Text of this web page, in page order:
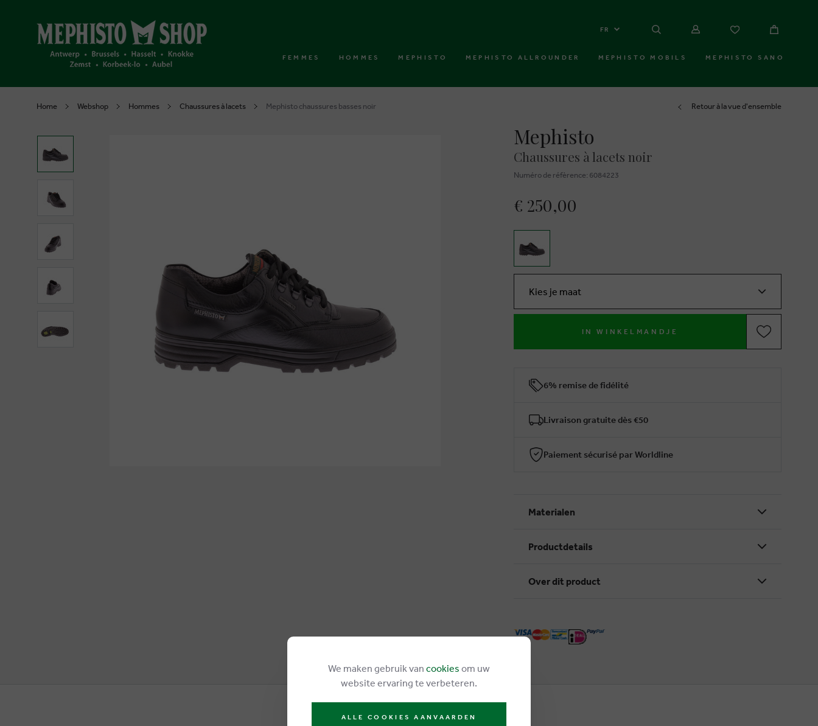
FR
FEMMES HOMMES MEPHISTO MEPHISTO ALLROUNDER MEPHISTO MOBILS MEPHISTO SANO
Home Webshop Hommes Chaussures à lacets Mephisto chaussures basses noir Retour à la vue d'ensemble
Mephisto
Chaussures à lacets noir
Numéro de réfèrence: 6084223
€ 250,00
Kies je maat
IN WINKELMANDJE
6% remise de fidélité
Livraison gratuite dès €50
Paiement sécurisé par Worldline
Materialen
Productdetails
Over dit product
We maken gebruik van cookies om uw
website ervaring te verbeteren.
ALLE COOKIES AANVAARDEN